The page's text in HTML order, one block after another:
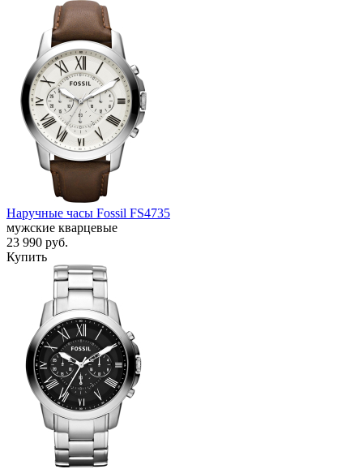
Наручные часы Fossil FS4735
мужские кварцевые
23 990 руб.
Купить